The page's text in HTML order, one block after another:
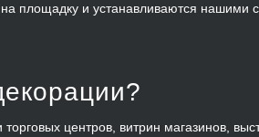
площадку и устанавливаются
центров, витрин магазинов,